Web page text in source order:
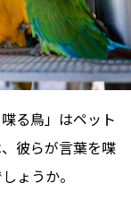
る鳥」はペット
彼らが言葉を喋
ょうか。